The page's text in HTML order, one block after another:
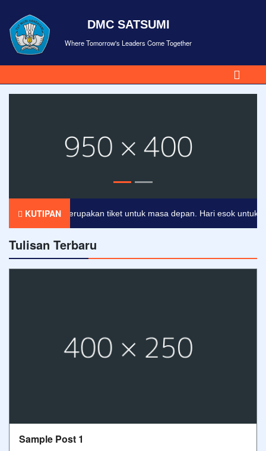
DMC SATSUMI
Where Tomorrow's Leaders Come Together
KUTIPAN
Pendidikan merupakan tiket untuk masa depan. Hari esok untuk
Tulisan Terbaru
Sample Post 1